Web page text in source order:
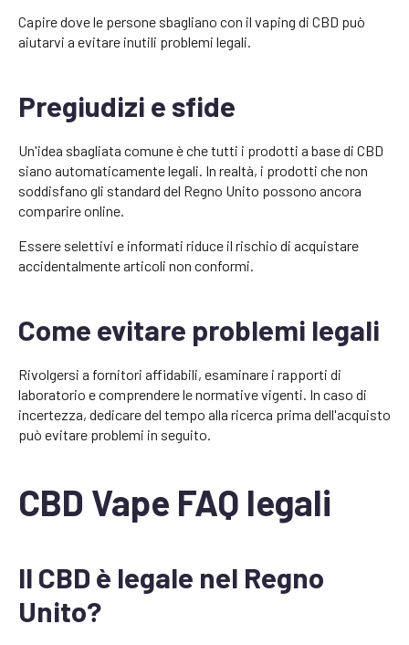
Capire dove le persone sbagliano con il vaping di CBD può
aiutarvi a evitare inutili problemi legali.
Pregiudizi e sfide
Un'idea sbagliata comune è che tutti i prodotti a base di CBD
siano automaticamente legali. In realtà, i prodotti che non
soddisfano gli standard del Regno Unito possono ancora
comparire online.
Essere selettivi e informati riduce il rischio di acquistare
accidentalmente articoli non conformi.
Come evitare problemi legali
Rivolgersi a fornitori affidabili, esaminare i rapporti di
laboratorio e comprendere le normative vigenti. In caso di
incertezza, dedicare del tempo alla ricerca prima dell'acquisto
può evitare problemi in seguito.
CBD Vape FAQ legali
Il CBD è legale nel Regno
Unito?